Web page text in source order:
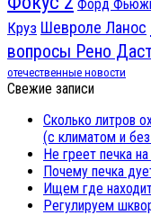
Форд
Круз Шевроле Ланос
вопросы Рено
отечественные новости
Свежие записи
Сколько литров
(с климатом и
Не греет печка
Почему печка
Ищем где
Регулируем